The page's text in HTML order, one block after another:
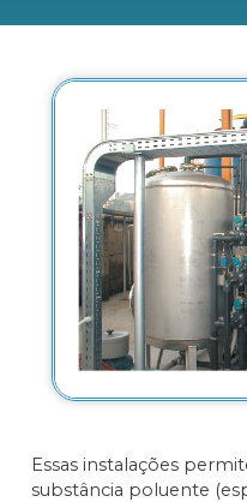
Essas instalações
substância poluente